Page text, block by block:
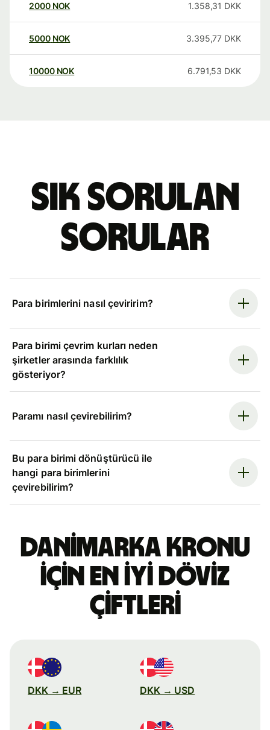
2000 NOK 1.358,31 DKK
5000 NOK 3.395,77 DKK
10000 NOK 6.791,53 DKK
Sık sorulan
sorular
Para birimlerini nasıl çeviririm?
Para birimi çevrim kurları neden
şirketler arasında farklılık
gösteriyor?
Paramı nasıl çevirebilirim?
Bu para birimi dönüştürücü ile
hangi para birimlerini
çevirebilirim?
Danimarka kronu
için en iyi döviz
çiftleri
DKK → EUR DKK → USD